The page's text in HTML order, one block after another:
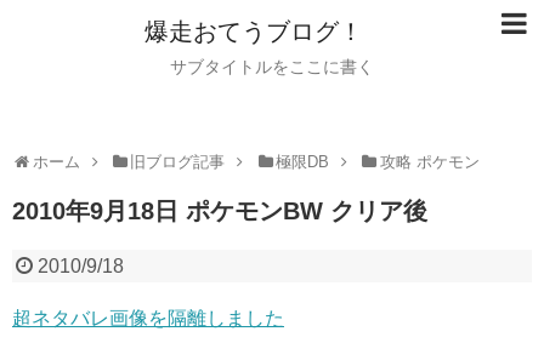
爆走おてうブログ！
サブタイトルをここに書く
ホーム 旧ブログ記事 極限DB 攻略 ポケモン
2010年9月18日 ポケモンBW クリア後
2010/9/18
超ネタバレ画像を隔離しました